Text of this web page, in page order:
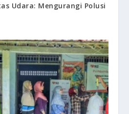
Udara: Mengurangi Polusi